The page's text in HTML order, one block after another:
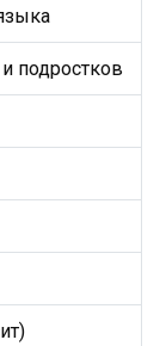
подростков